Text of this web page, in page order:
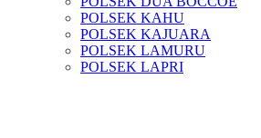
POLSEK KAHU
POLSEK KAJUARA
POLSEK LAMURU
POLSEK LAPRI